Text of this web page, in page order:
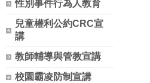
性別事件行為人教育
兒童權利公約CRC宣
講
教師輔導與管教宣講
校園霸凌防制宣講